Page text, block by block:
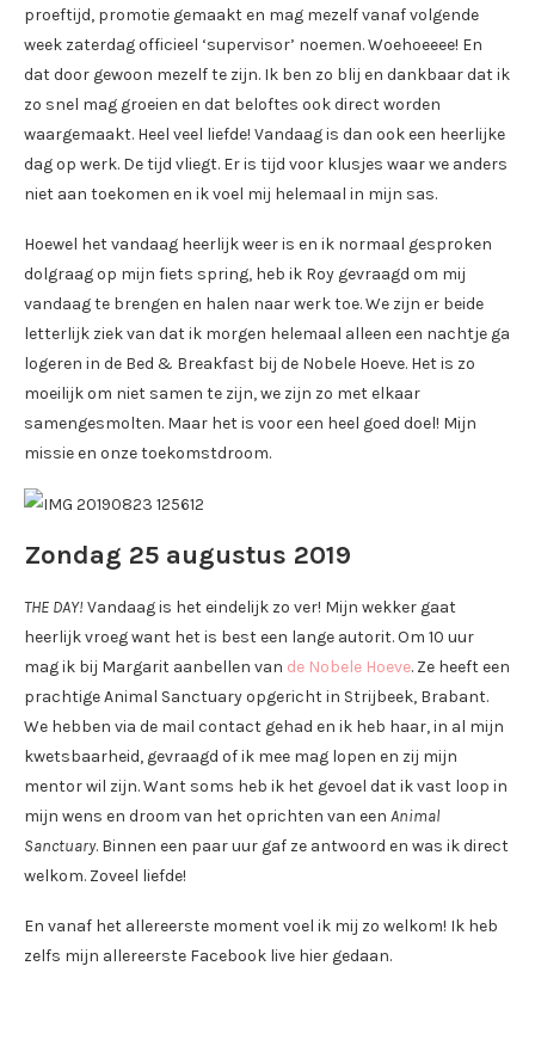
proeftijd, promotie gemaakt en mag mezelf vanaf volgende
week zaterdag officieel ‘supervisor’ noemen. Woehoeeee! En
dat door gewoon mezelf te zijn. Ik ben zo blij en dankbaar dat ik
zo snel mag groeien en dat beloftes ook direct worden
waargemaakt. Heel veel liefde! Vandaag is dan ook een heerlijke
dag op werk. De tijd vliegt. Er is tijd voor klusjes waar we anders
niet aan toekomen en ik voel mij helemaal in mijn sas.
Hoewel het vandaag heerlijk weer is en ik normaal gesproken
dolgraag op mijn fiets spring, heb ik Roy gevraagd om mij
vandaag te brengen en halen naar werk toe. We zijn er beide
letterlijk ziek van dat ik morgen helemaal alleen een nachtje ga
logeren in de Bed & Breakfast bij de Nobele Hoeve. Het is zo
moeilijk om niet samen te zijn, we zijn zo met elkaar
samengesmolten. Maar het is voor een heel goed doel! Mijn
missie en onze toekomstdroom.
Zondag 25 augustus 2019
THE DAY! Vandaag is het eindelijk zo ver! Mijn wekker gaat
heerlijk vroeg want het is best een lange autorit. Om 10 uur
mag ik bij Margarit aanbellen van de Nobele Hoeve. Ze heeft een
prachtige Animal Sanctuary opgericht in Strijbeek, Brabant.
We hebben via de mail contact gehad en ik heb haar, in al mijn
kwetsbaarheid, gevraagd of ik mee mag lopen en zij mijn
mentor wil zijn. Want soms heb ik het gevoel dat ik vast loop in
mijn wens en droom van het oprichten van een Animal
Sanctuary. Binnen een paar uur gaf ze antwoord en was ik direct
welkom. Zoveel liefde!
En vanaf het allereerste moment voel ik mij zo welkom! Ik heb
zelfs mijn allereerste Facebook live hier gedaan.